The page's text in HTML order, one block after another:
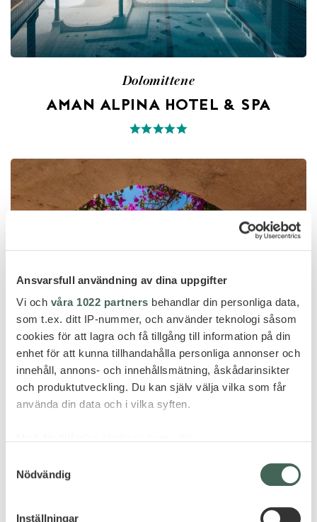
Ansvarsfull användning av dina uppgifter
Vi och våra 1022 partners behandlar din personliga data,
som t.ex. ditt IP-nummer, och använder teknologi såsom
cookies för att lagra och få tillgång till information på din
enhet för att kunna tillhandahålla personliga annonser och
innehåll, annons- och innehållsmätning, åskådarinsikter
och produktutveckling. Du kan själv välja vilka som får
använda din data och i vilka syften.
som kan ha en noggrannhet på upp till flera meter
Nödvändig
Inställningar
Dolomittene
AMAN ALPINA HOTEL & SPA
Puglia